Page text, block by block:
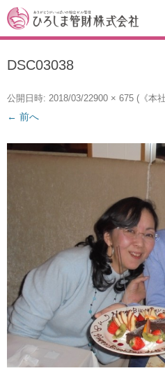
DSC03038
公開日時: 2018/03/22900 × 675 ( 《本
← 前へ